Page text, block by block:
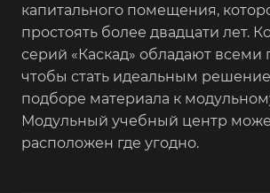
капитального помещения,
простоять более двадцати лет.
серий «Каскад» обладают всеми
чтобы стать идеальным
подборе материала к
Модульный учебный центр
расположен где угодно.